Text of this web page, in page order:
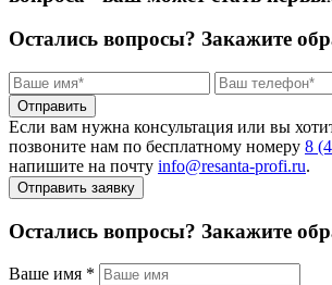
Остались вопросы? Закажите
Отправить
Если вам нужна консультация или вы
позвоните нам по бесплатному номеру 8
напишите на почту info@resanta‑profi.ru.
Отправить заявку
Остались вопросы? Закажите
Ваше имя *